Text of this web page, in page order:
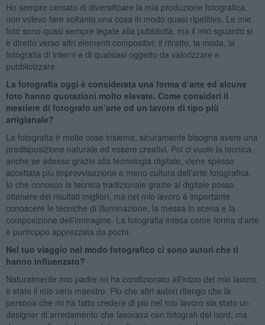
Ho sempre cercato di diversificare la mia produzione fotografica,
non volevo fare soltanto una cosa in modo quasi ripetitivo. Le mie
foto sono quasi sempre legate alla pubblicità, ma il mio sguardo si
è diretto verso altri elementi compositivi: il ritratto, la moda, la
fotografia di interni e di qualsiasi oggetto da valorizzare e
pubblicizzare.
La fotografia oggi è considerata una forma d’arte ed alcune
foto hanno quotazioni molto elevate. Come consideri il
mestiere di fotografo un’arte od un lavoro di tipo più
artigianale?
La fotografia è molte cose insieme, sicuramente bisogna avere una
predisposizione naturale ed essere creativi. Poi ci vuole la tecnica,
anche se adesso grazie alla tecnologia digitale, viene spesso
accettata più improvvisazione e meno cultura dell'arte fotografica.
Io che conosco la tecnica tradizionale grazie al digitale posso
ottenere dei risultati migliori, ma nel mio lavoro è importante
conoscere le tecniche di illuminazione, la messa in scena e la
composizione dell’immagine. La fotografia intesa come forma d'arte
è purtroppo apprezzata da pochi.
Nel tuo viaggio nel modo fotografico ci sono autori che ti
hanno influenzato?
Naturalmente mio padre mi ha condizionato all’inizio del mio lavoro,
è stato il mio vero maestro. Più che altri autori ritengo che la
persona che mi ha fatto credere di più nel mio lavoro sia stato un
designer di arredamento che lavorava con fotografi del nord, ma